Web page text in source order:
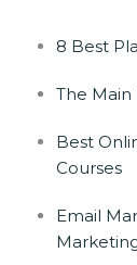
8 Best
The
Best
Courses
Email